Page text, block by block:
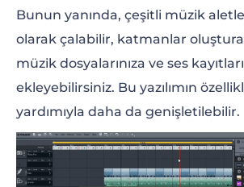
Bunun yanında, çeşitli müzik
olarak çalabilir, katmanlar
müzik dosyalarınıza ve ses
ekleyebilirsiniz. Bu yazılımın
yardımıyla daha da genişletilebilir.